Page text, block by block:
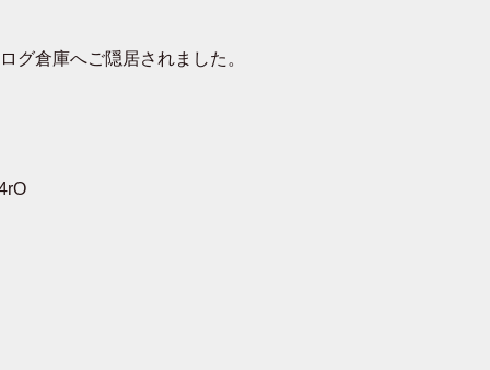
グ倉庫へご隠居されました。